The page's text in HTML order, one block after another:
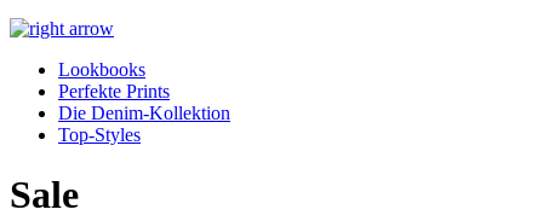
Lookbooks
Perfekte Prints
Die Denim-Kollektion
Top-Styles
Sale